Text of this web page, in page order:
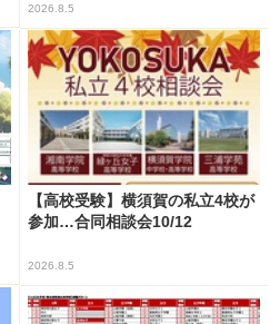
2026.8.5
【高校受験】横須賀の私立4校が
参加…合同相談会10/12
2026.8.5